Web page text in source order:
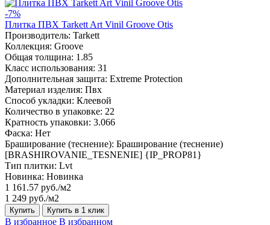
-7%
Плитка ПВХ Tarkett Art Vinil Groove Otis
Производитель: Tarkett
Коллекция: Groove
Общая толщина: 1.85
Класс использования: 31
Дополнительная защита: Extreme Protection
Материал изделия: Пвх
Способ укладки: Клеевой
Количество в упаковке: 22
Кратность упаковки: 3.066
Фаска: Нет
Браширование (теснение): Браширование (теснение)
[BRASHIROVANIE_TESNENIE] {IP_PROP81}
Тип плитки: Lvt
Новинка: Новинка
1 161.57 руб./м2
1 249 руб./м2
Купить Купить в 1 клик
В избранное В избранном